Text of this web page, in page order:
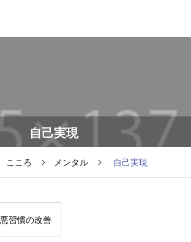
自己実現
こころ メンタル 自己実現
悪習慣の改善